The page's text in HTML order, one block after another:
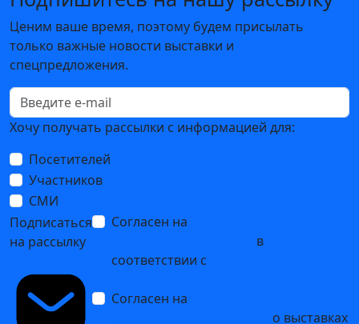
Ценим ваше время, поэтому будем присылать
только важные новости выставки и
спецпредложения.
Хочу получать рассылки с информацией для:
Посетителей
Участников
СМИ
Подписаться
на рассылку
Согласен на
в
соответствии с
Согласен на
о выставках